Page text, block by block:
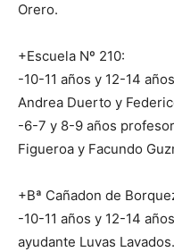
Orero.
+Escuela Nº 210:
-10-11 años y 12-14
Andrea Duerto y
-6-7 y 8-9 años
Figueroa y Facundo
+Bª Cañadon de
-10-11 años y 12-14
ayudante Luvas Lavados.